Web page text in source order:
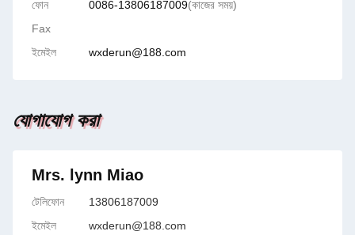
ফোন 0086-13806187009(কাজের সময়)
Fax
ইমেইল
wxderun@188.com
যোগাযোগ করা
Mrs. lynn Miao
টেলিফোন
13806187009
ইমেইল
wxderun@188.com